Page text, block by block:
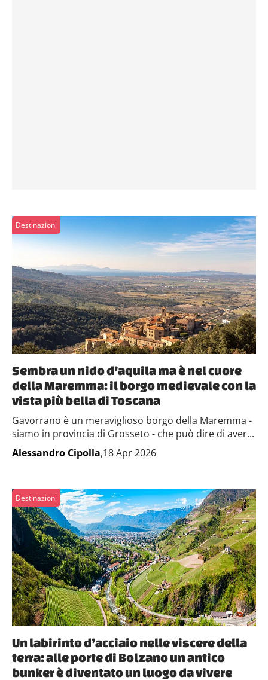
Destinazioni
Sembra un nido d’aquila ma è nel cuore
della Maremma: il borgo medievale con la
vista più bella di Toscana
Gavorrano è un meraviglioso borgo della Maremma -
siamo in provincia di Grosseto - che può dire di aver...
Alessandro Cipolla,18 Apr 2026
Destinazioni
Un labirinto d’acciaio nelle viscere della
terra: alle porte di Bolzano un antico
bunker è diventato un luogo da vivere